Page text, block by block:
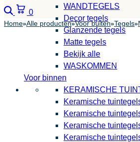
WANDTEGELS
Decor tegels
Glanzende tegels
Matte tegels
Bekijk alle
WASKOMMEN
Voor binnen
KERAMISCHE
Keramische
Keramische
Keramische
Keramische
Zoeken
0 Winkelwagen
Home»Alle producten»Voor buiten»Tegels»